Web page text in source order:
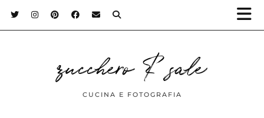
zucchero & sale
CUCINA E FOTOGRAFIA